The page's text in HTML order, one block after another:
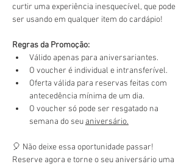
curtir uma experiência inesquecível, que pode
ser usando em qualquer item do cardápio!
Regras da Promoção:
Válido apenas para aniversariantes.
O voucher é individual e intransferível.
Oferta válida para reservas feitas com
antecedência mínima de um dia.
O voucher só pode ser resgatado na
semana do seu aniversário.
🎈 Não deixe essa oportunidade passar!
Reserve agora e torne o seu aniversário uma